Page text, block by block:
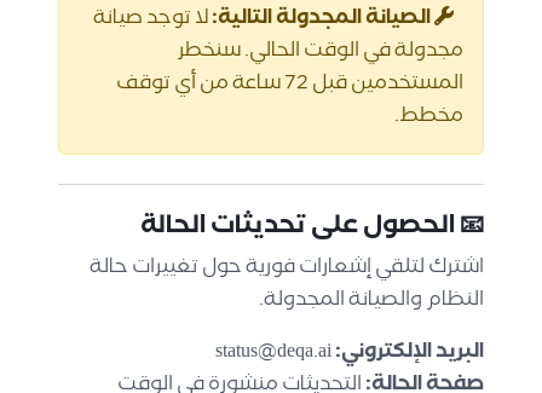
الصيانة المجدولة التالية:لا توجد صيانة
مجدولة في الوقت الحالي. سنخطر
المستخدمين قبل 72 ساعة من أي توقف
مخطط.
📧 الحصول على تحديثات الحالة
اشترك لتلقي إشعارات فورية حول تغييرات حالة
النظام والصيانة المجدولة.
البريد الإلكتروني:status@deqa.ai